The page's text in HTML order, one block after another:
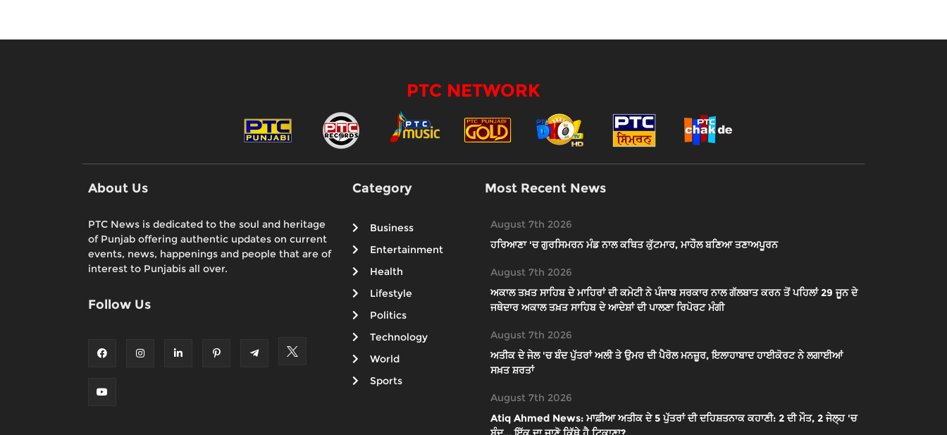
PTC NETWORK
About Us
PTC News is dedicated to the soul and heritage
of Punjab offering authentic updates on current
events, news, happenings and people that are of
interest to Punjabis all over.
Follow Us
Category
Business
Entertainment
Health
Lifestyle
Politics
Technology
World
Sports
Most Recent News
August 7th 2026
ਹਰਿਆਣਾ 'ਚ ਗੁਰਸਿਮਰਨ ਮੰਡ ਨਾਲ ਕਥਿਤ ਕੁੱਟਮਾਰ, ਮਾਹੌਲ ਬਣਿਆ ਤਣਾਅਪੂਰਨ
August 7th 2026
ਅਕਾਲ ਤਖ਼ਤ ਸਾਹਿਬ ਦੇ ਮਾਹਿਰਾਂ ਦੀ ਕਮੇਟੀ ਨੇ ਪੰਜਾਬ ਸਰਕਾਰ ਨਾਲ ਗੱਲਬਾਤ ਕਰਨ ਤੋਂ ਪਹਿਲਾਂ 29 ਜੂਨ ਦੇ
ਜਥੇਦਾਰ ਅਕਾਲ ਤਖ਼ਤ ਸਾਹਿਬ ਦੇ ਆਦੇਸ਼ਾਂ ਦੀ ਪਾਲਣਾ ਰਿਪੋਰਟ ਮੰਗੀ
August 7th 2026
ਅਤੀਕ ਦੇ ਜੇਲ 'ਚ ਬੰਦ ਪੁੱਤਰਾਂ ਅਲੀ ਤੇ ਉਮਰ ਦੀ ਪੈਰੋਲ ਮਨਜ਼ੂਰ, ਇਲਾਹਾਬਾਦ ਹਾਈਕੋਰਟ ਨੇ ਲਗਾਈਆਂ
ਸਖ਼ਤ ਸ਼ਰਤਾਂ
August 7th 2026
Atiq Ahmed News: ਮਾਫ਼ੀਆ ਅਤੀਕ ਦੇ 5 ਪੁੱਤਰਾਂ ਦੀ ਦਹਿਸ਼ਤਨਾਕ ਕਹਾਣੀ: 2 ਦੀ ਮੌਤ, 2 ਜੇਲ੍ਹ 'ਚ